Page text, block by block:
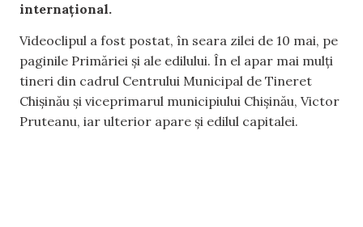
internațional.
Videoclipul a fost postat, în seara zilei de 10 mai, pe
paginile Primăriei și ale edilului. În el apar mai mulți
tineri din cadrul Centrului Municipal de Tineret
Chișinău și viceprimarul municipiului Chișinău, Victor
Pruteanu, iar ulterior apare și edilul capitalei.